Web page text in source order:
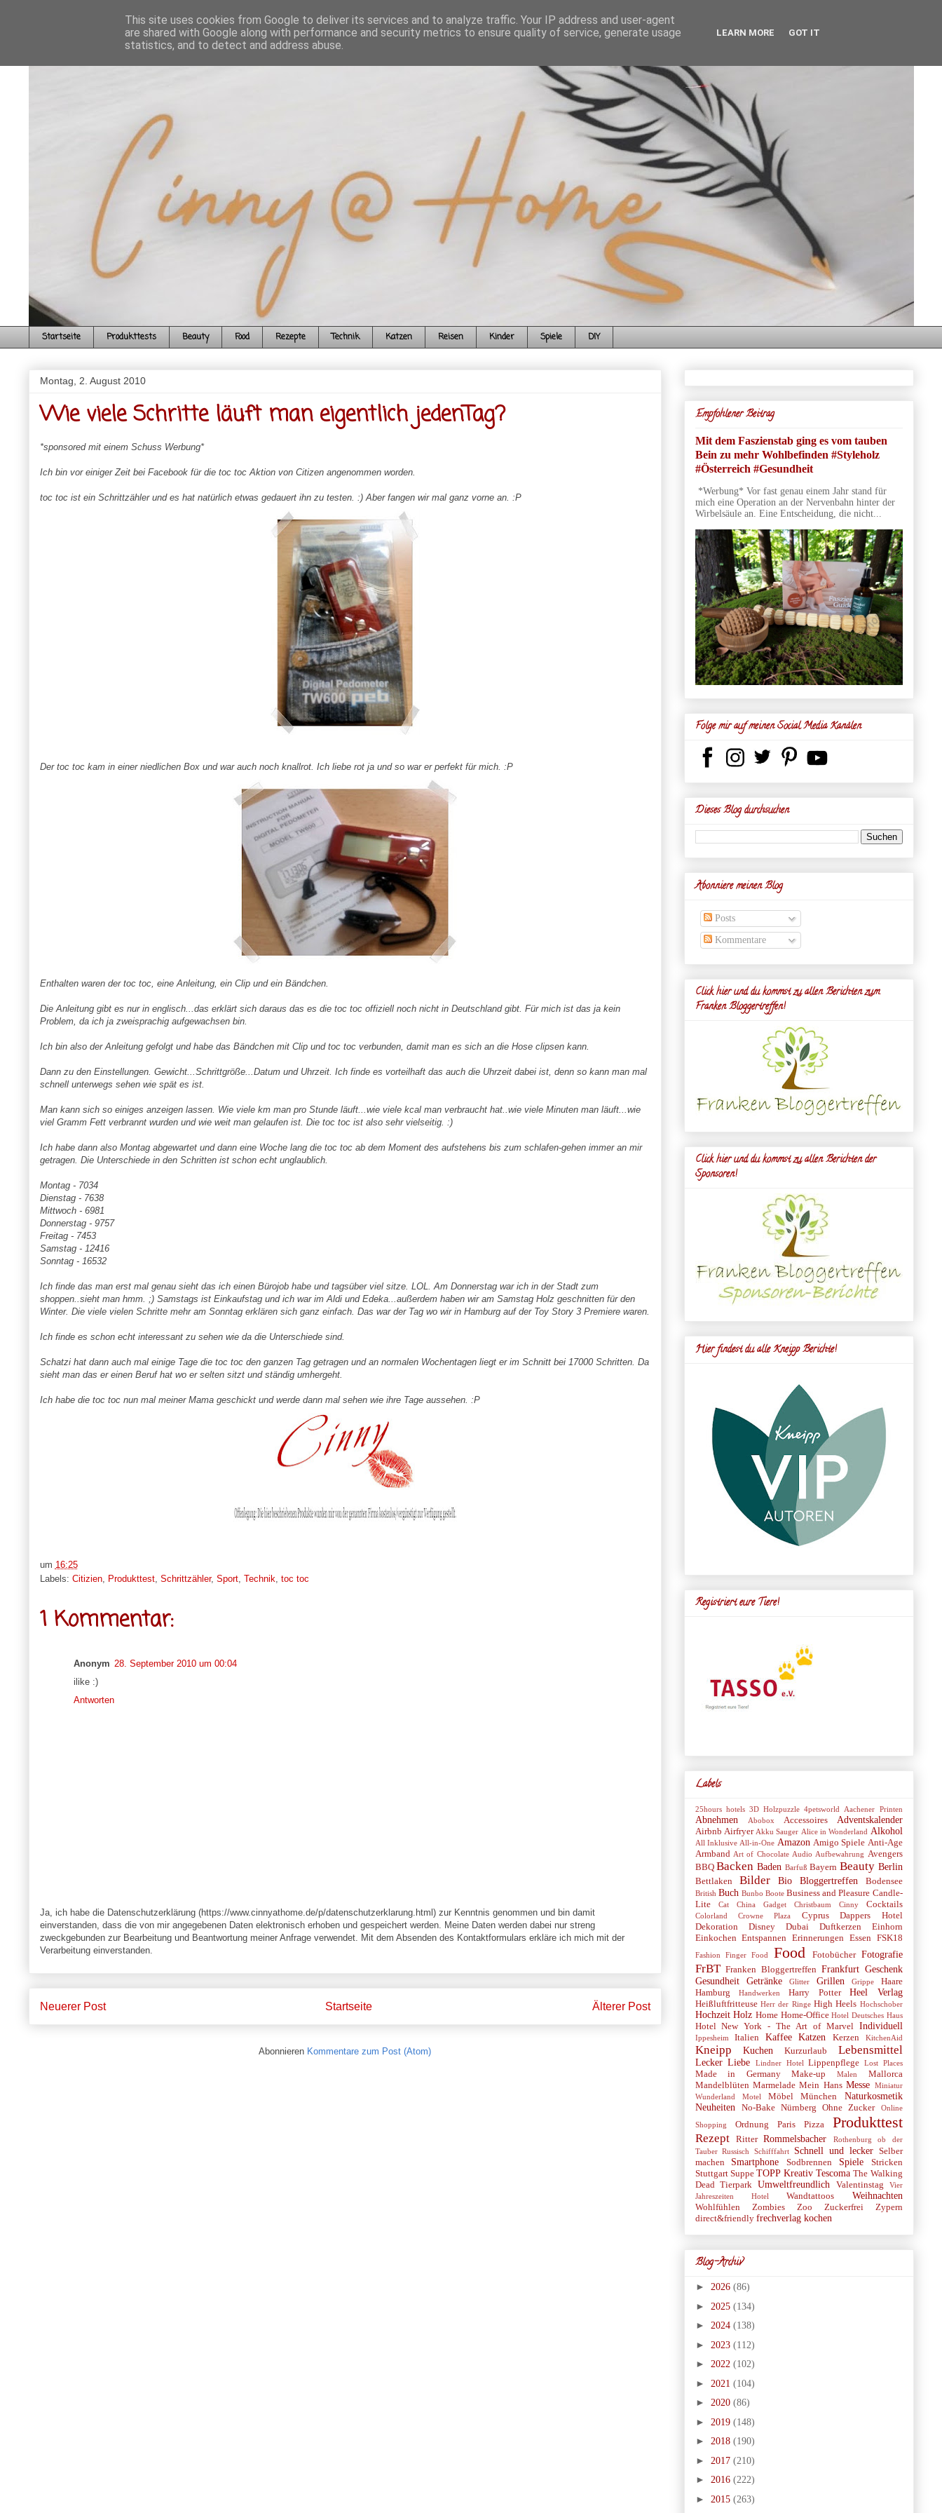
Startseite Produkttests Beauty Food Rezepte Technik Katzen Reisen Kinder Spiele DIY
Montag, 2. August 2010
Wie viele Schritte läuft man eigentlich jedenTag?
*sponsored mit einem Schuss Werbung*
Ich bin vor einiger Zeit bei Facebook für die toc toc Aktion von Citizen angenommen worden.
toc toc ist ein Schrittzähler und es hat natürlich etwas gedauert ihn zu testen. :) Aber fangen wir mal ganz vorne an. :P
Der toc toc kam in einer niedlichen Box und war auch noch knallrot. Ich liebe rot ja und so war er perfekt für mich. :P
Enthalten waren der toc toc, eine Anleitung, ein Clip und ein Bändchen.
Die Anleitung gibt es nur in englisch...das erklärt sich daraus das es die toc toc offiziell noch nicht in Deutschland gibt. Für mich ist das ja kein
Problem, da ich ja zweisprachig aufgewachsen bin.
Ich bin also der Anleitung gefolgt und habe das Bändchen mit Clip und toc toc verbunden, damit man es sich an die Hose clipsen kann.
Dann zu den Einstellungen. Gewicht...Schrittgröße...Datum und Uhrzeit. Ich finde es vorteilhaft das auch die Uhrzeit dabei ist, denn so kann man mal
schnell unterwegs sehen wie spät es ist.
Man kann sich so einiges anzeigen lassen. Wie viele km man pro Stunde läuft...wie viele kcal man verbraucht hat..wie viele Minuten man läuft...wie
viel Gramm Fett verbrannt wurden und wie weit man gelaufen ist. Die toc toc ist also sehr vielseitig. :)
Ich habe dann also Montag abgewartet und dann eine Woche lang die toc toc ab dem Moment des aufstehens bis zum schlafen-gehen immer an mir
getragen. Die Unterschiede in den Schritten ist schon echt unglaublich.
Montag - 7034
Dienstag - 7638
Mittwoch - 6981
Donnerstag - 9757
Freitag - 7453
Samstag - 12416
Sonntag - 16532
Ich finde das man erst mal genau sieht das ich einen Bürojob habe und tagsüber viel sitze. LOL. Am Donnerstag war ich in der Stadt zum
shoppen..sieht man hmm. ;) Samstags ist Einkaufstag und ich war im Aldi und Edeka...außerdem haben wir am Samstag Holz geschnitten für den
Winter. Die viele vielen Schritte mehr am Sonntag erklären sich ganz einfach. Das war der Tag wo wir in Hamburg auf der Toy Story 3 Premiere waren.
Ich finde es schon echt interessant zu sehen wie da die Unterschiede sind.
Schatzi hat dann auch mal einige Tage die toc toc den ganzen Tag getragen und an normalen Wochentagen liegt er im Schnitt bei 17000 Schritten. Da
sieht man das er einen Beruf hat wo er selten sitzt und ständig umhergeht.
Ich habe die toc toc nun mal meiner Mama geschickt und werde dann mal sehen wie ihre Tage aussehen. :P
um 16:25
Labels: Citizien, Produkttest, Schrittzähler, Sport, Technik toc toc
1 Kommentar:
Anonym 28. September 2010 um 00:04
ilike :)
Antworten
Ja, ich habe die Datenschutzerklärung (https://www.cinnyathome.de/p/datenschutzerklarung.html) zur Kenntnis genommen und bin damit
einverstanden, dass die von mir angegebenen Daten elektronisch erhoben und gespeichert werden. Meine Daten werden dabei nur streng
zweckgebunden zur Bearbeitung und Beantwortung meiner Anfrage verwendet. Mit dem Absenden des Kontaktformulars erkläre ich mich mit der
Verarbeitung einverstanden.
Neuerer Post Älterer Post
Startseite
Abonnieren Kommentare zum Post (Atom)
Empfohlener Beitrag
Mit dem Faszienstab ging es vom tauben
Bein zu mehr Wohlbefinden #Styleholz
#Österreich #Gesundheit
*Werbung* Vor fast genau einem Jahr stand für
mich eine Operation an der Nervenbahn hinter der
Wirbelsäule an. Eine Entscheidung, die nicht...
Folge mir auf meinen Social Media Kanälen
Dieses Blog durchsuchen
Abonniere meinen Blog
Posts
Kommentare
Click hier und du kommst zu allen Berichten zum
Franken Bloggertreffen!
Click hier und du kommst zu allen Berichten der
Sponsoren!
Hier findest du alle Kneipp Berichte!
Registriert eure Tiere!
Labels
25hours hotels 3D Holzpuzzle 4petsworld Aachener Printen
Abnehmen Abobox Accessoires Adventskalender
Airbnb Airfryer Akku Sauger Alice in Wonderland Alkohol
All Inklusive All-in-One Amazon Amigo Spiele Anti-Age
Armband Art of Chocolate Audio Aufbewahrung Avengers
BBQ Backen Baden Barfuß Bayern Beauty Berlin
Bettlaken Bilder Bio Bloggertreffen Bodensee
British Buch Bunbo Boote Business and Pleasure Candle-
Lite
Cat China Gadget Christbaum Cinny Cocktails
Colorland Crowne Plaza Cyprus
Dappers Hotel
Dekoration
Disney Dubai Duftkerzen
Einhorn
Einkochen Entspannen Erinnerungen Essen FSK18
Fashion Finger Food Food Fotobücher Fotografie
FrBT Franken Bloggertreffen Frankfurt Geschenk
Gesundheit
Getränke Glitter Grillen Grippe
Haare
Hamburg
Handwerken Harry Potter Heel Verlag
Heißluftfritteuse Herr der Ringe High Heels Hochschober
Hochzeit Holz Home Home-Office Hotel Deutsches Haus
Hotel New York - The Art of Marvel Individuell
Ippesheim Italien Kaffee Katzen Kerzen KitchenAid
Kneipp Kuchen Kurzurlaub Lebensmittel
Lecker Liebe Lindner Hotel Lippenpflege Lost Places
Made in Germany Make-up Malen
Mallorca
Mandelblüten Marmelade Mein Hans Messe Miniatur
Wunderland
Motel Möbel München
Naturkosmetik
Neuheiten
No-Bake Nürnberg Ohne Zucker
Online
Shopping
Ordnung Paris Pizza Produkttest
Rezept Ritter Rommelsbacher
Rothenburg ob der
Tauber Russisch Schifffahrt Schnell und lecker Selber
machen
Smartphone Sodbrennen Spiele
Stricken
Stuttgart Suppe TOPP Kreativ Tescoma The Walking
Dead Tierpark Umweltfreundlich Valentinstag
Vier
Jahreszeiten Hotel
Wandtattoos Weihnachten
Wohlfühlen Zombies Zoo Zuckerfrei
Zypern
direct&friendly frechverlag kochen
Blog-Archiv
► 2026 (86)
► 2025 (134)
► 2024 (138)
► 2023 (112)
► 2022 (102)
► 2021 (104)
► 2020 (86)
► 2019 (148)
► 2018 (190)
► 2017 (210)
► 2016 (222)
► 2015 (263)
This site uses cookies from Google to deliver its services and to analyze traffic. Your IP address and user-agent
are shared with Google along with performance and security metrics to ensure quality of service, generate usage
statistics, and to detect and address abuse.
LEARN MORE GOT IT